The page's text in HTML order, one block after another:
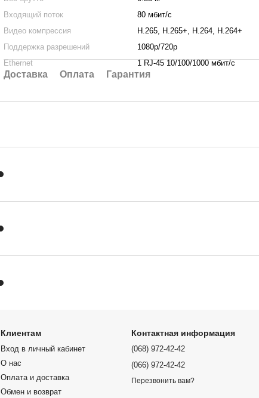
Входящий поток
80 мбит/с
Видео компрессия
H.265, H.265+, H.264, H.264+
Поддержка разрешений
1080p/720p
Ethernet
1 RJ-45 10/100/1000 мбит/с
Доставка Оплата Гарантия
Клиентам
Вход в личный кабинет
О нас
Оплата и доставка
Обмен и возврат
Контактная информация
(068) 972-42-42
(066) 972-42-42
Перезвонить вам?